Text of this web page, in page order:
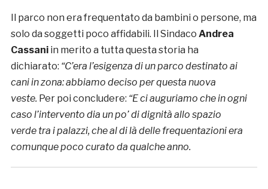
Il parco non era frequentato da bambini o persone, ma
solo da soggetti poco affidabili. Il Sindaco Andrea
Cassaniin merito a tutta questa storia ha
dichiarato: “C’era l’esigenza di un parco destinato ai
cani in zona: abbiamo deciso per questa nuova
veste. Per poi concludere: “E ci auguriamo che in ogni
caso l’intervento dia un po’ di dignità allo spazio
verde tra i palazzi, che al di là delle frequentazioni era
comunque poco curato da qualche anno.